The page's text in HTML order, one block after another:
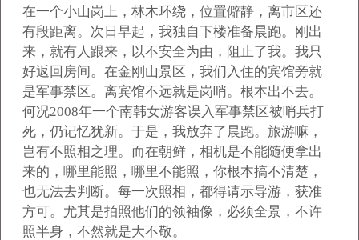
在一个小山岗上，林木环绕，位置僻静，离市区还
有段距离。次日早起，我独自下楼准备晨跑。刚出
来，就有人跟来，以不安全为由，阻止了我。我只
好返回房间。在金刚山景区，我们入住的宾馆旁就
是军事禁区。离宾馆不远就是岗哨。根本出不去。
何况2008年一个南韩女游客误入军事禁区被哨兵打
死，仍记忆犹新。于是，我放弃了晨跑。旅游嘛，
岂有不照相之理。而在朝鲜，相机是不能随便拿出
来的，哪里能照，哪里不能照，你根本搞不清楚，
也无法去判断。每一次照相，都得请示导游，获准
方可。尤其是拍照他们的领袖像，必须全景，不许
照半身，不然就是大不敬。